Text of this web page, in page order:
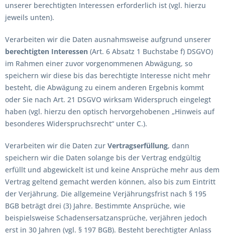
unserer berechtigten Interessen erforderlich ist (vgl. hierzu
jeweils unten).
Verarbeiten wir die Daten ausnahmsweise aufgrund unserer
berechtigten Interessen (Art. 6 Absatz 1 Buchstabe f) DSGVO)
im Rahmen einer zuvor vorgenommenen Abwägung, so
speichern wir diese bis das berechtigte Interesse nicht mehr
besteht, die Abwägung zu einem anderen Ergebnis kommt
oder Sie nach Art. 21 DSGVO wirksam Widerspruch eingelegt
haben (vgl. hierzu den optisch hervorgehobenen „Hinweis auf
besonderes Widerspruchsrecht“ unter C.).
Verarbeiten wir die Daten zur Vertragserfüllung, dann
speichern wir die Daten solange bis der Vertrag endgültig
erfüllt und abgewickelt ist und keine Ansprüche mehr aus dem
Vertrag geltend gemacht werden können, also bis zum Eintritt
der Verjährung. Die allgemeine Verjährungsfrist nach § 195
BGB beträgt drei (3) Jahre. Bestimmte Ansprüche, wie
beispielsweise Schadensersatzansprüche, verjähren jedoch
erst in 30 Jahren (vgl. § 197 BGB). Besteht berechtigter Anlass